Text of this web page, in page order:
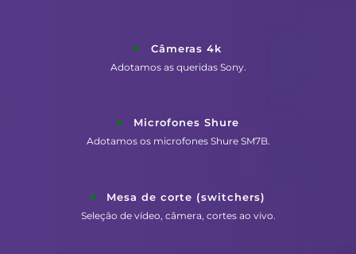
Câmeras 4k
Adotamos as queridas Sony.
Microfones Shure
Adotamos os microfones Shure SM7B.
Mesa de corte (switchers)
Seleção de vídeo, câmera, cortes ao vivo.